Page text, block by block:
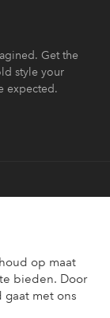
op maat
bieden. Door
met ons
Get the
style your
expected.